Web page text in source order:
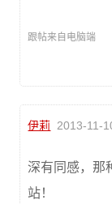
跟帖来自电脑端
伊莉 2013-11-
深有同感，那
站！